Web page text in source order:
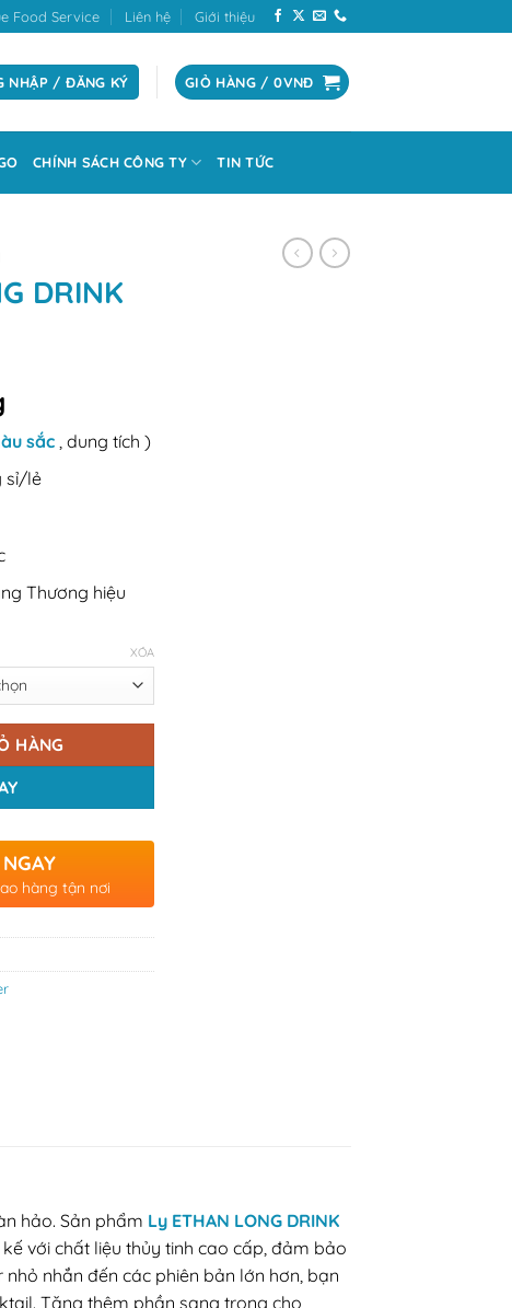
Food Service Liên hệ Giới thiệu
NHẬP / ĐĂNG KÝ GIỎ HÀNG /0VNĐ
CHÍNH SÁCH CÔNG TY TIN TỨC
DRINK
sắc, dung tích )
sỉ/lẻ
Thương hiệu
XÓA
HÀNG
hàng tận nơi
hảo. Sản phẩm Ly ETHAN LONG DRINK
với chất liệu thủy tinh cao cấp, đảm bảo
nhắn đến các phiên bản lớn hơn, bạn
Tăng thêm phần sang trọng cho